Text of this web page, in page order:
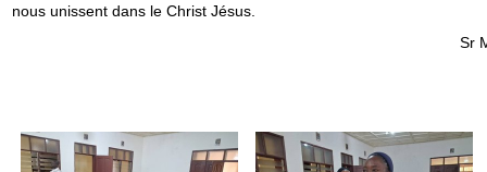
nous unissent dans le Christ Jésus.
Sr